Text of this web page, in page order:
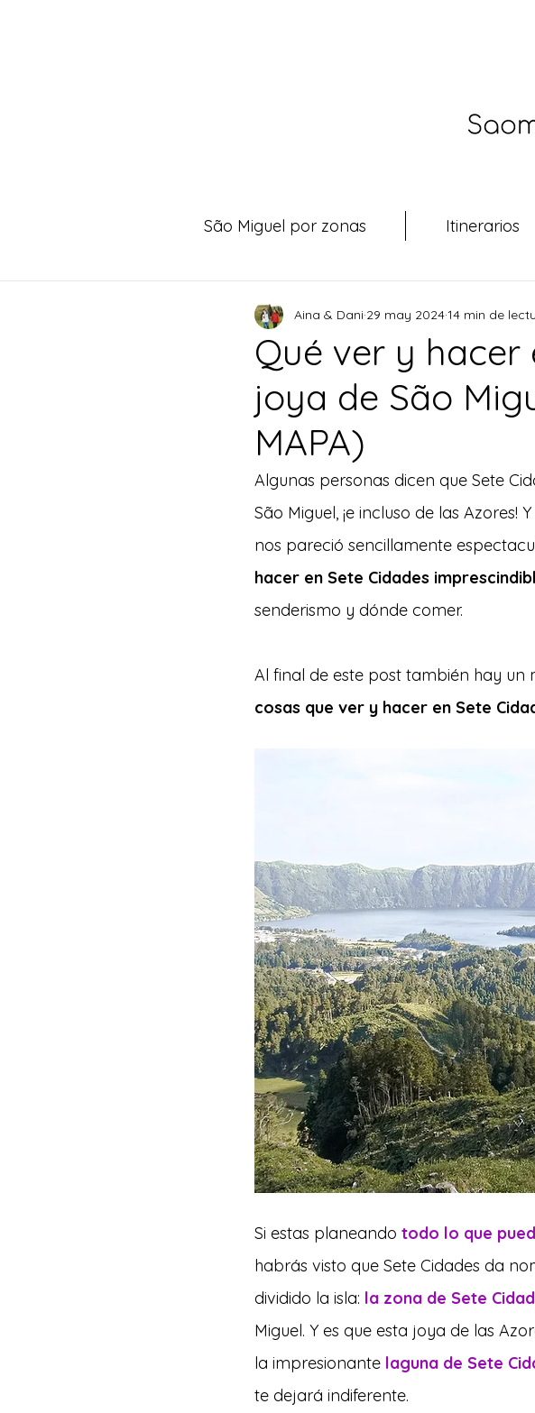
São Miguel por zonas Itinerarios
Qué ver y hacer
joya de São
MAPA)
Aina & Dani 29 may 202414 min de
Algunas personas dicen que Sete
São Miguel, ¡e incluso de las
nos pareció sencillamente
hacer en Sete Cidades
senderismo y dónde comer.
Al final de este post también hay
cosas que ver y hacer en Sete
Si estas planeando todo lo que
habrás visto que Sete Cidades da
dividido la isla: la zona de Sete
Miguel. Y es que esta joya de las
la impresionante laguna de Sete
te dejará indiferente.